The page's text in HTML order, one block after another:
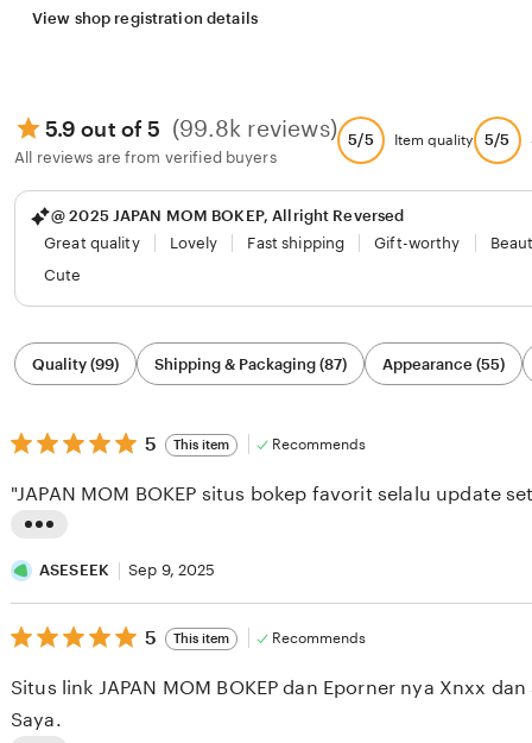
View shop registration details
5.9 out of 5 (99.8k reviews)
All reviews are from verified buyers
5/5 Item quality 5/5
@ 2025 JAPAN MOM BOKEP, Allright Reversed
Great quality
Lovely Fast shipping Gift-worthy
Cute
Filter
by
category
Quality (99) Shipping & Packaging (87) Appearance (55)
5
out
5
stars
5 This item Recommends
i
s
t
n
g
"JAPAN MOM BOKEP situs bokep favorit selalu update
ASESEEK Sep 9, 2025
5
out
5
stars
5 This item Recommends
Situs link JAPAN MOM BOKEP dan Eporner nya Xnxx
Saya.